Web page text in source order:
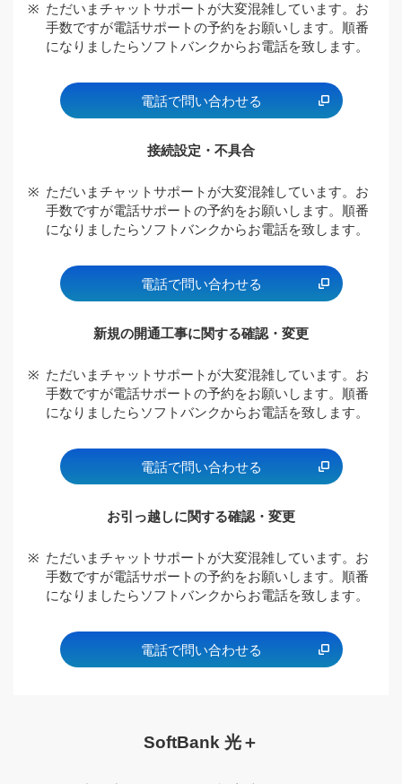
※ ただいまチャットサポートが大変混雑しています。お
手数ですが電話サポートの予約をお願いします。順番
になりましたらソフトバンクからお電話を致します。
電話で問い合わせる
接続設定・不具合
※ ただいまチャットサポートが大変混雑しています。お
手数ですが電話サポートの予約をお願いします。順番
になりましたらソフトバンクからお電話を致します。
電話で問い合わせる
新規の開通工事に関する確認・変更
※ ただいまチャットサポートが大変混雑しています。お
手数ですが電話サポートの予約をお願いします。順番
になりましたらソフトバンクからお電話を致します。
電話で問い合わせる
お引っ越しに関する確認・変更
※ ただいまチャットサポートが大変混雑しています。お
手数ですが電話サポートの予約をお願いします。順番
になりましたらソフトバンクからお電話を致します。
電話で問い合わせる
SoftBank 光＋